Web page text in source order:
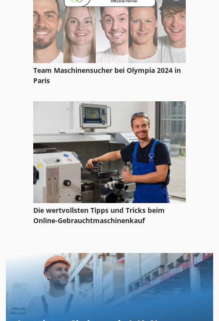
Team Maschinensucher bei Olympia 2024 in
Paris
Die wertvollsten Tipps und Tricks beim
Online-Gebrauchtmaschinenkauf